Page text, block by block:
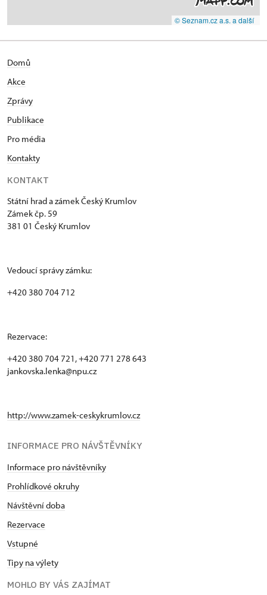
© Seznam.cz a.s. a další
Domů
Akce
Zprávy
Publikace
Pro média
Kontakty
KONTAKT
Státní hrad a zámek Český Krumlov
Zámek čp. 59
381 01 Český Krumlov
Vedoucí správy zámku:
+420 380 704 712
Rezervace:
+420 380 704 721, +420 771 278 643
jankovska.lenka@npu.cz
http://www.zamek-ceskykrumlov.cz
INFORMACE PRO NÁVŠTĚVNÍKY
Informace pro návštěvníky
Prohlídkové okruhy
Návštěvní doba
Rezervace
Vstupné
Tipy na výlety
MOHLO BY VÁS ZAJÍMAT